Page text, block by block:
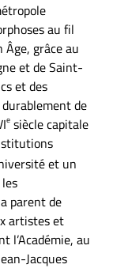
au fil
Âge, grâce au
et de Saint-
et des
de
e siècle capitale
et un
parent de
artistes et
l’Académie, au
Jacques